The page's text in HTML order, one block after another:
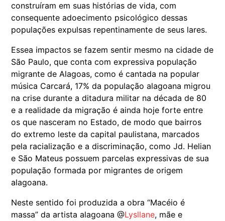
construíram em suas histórias de vida, com
consequente adoecimento psicológico dessas
populações expulsas repentinamente de seus lares.
Essea impactos se fazem sentir mesmo na cidade de
São Paulo, que conta com expressiva população
migrante de Alagoas, como é cantada na popular
música Carcará, 17% da população alagoana migrou
na crise durante a ditadura militar na década de 80
e a realidade da migração é ainda hoje forte entre
os que nasceram no Estado, de modo que bairros
do extremo leste da capital paulistana, marcados
pela racialização e a discriminação, como Jd. Helian
e São Mateus possuem parcelas expressivas de sua
população formada por migrantes de origem
alagoana.
Neste sentido foi produzida a obra “Macéio é
massa” da artista alagoana @Lysllane, mãe e